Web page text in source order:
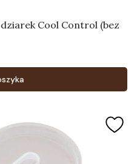
Cool Control (bez